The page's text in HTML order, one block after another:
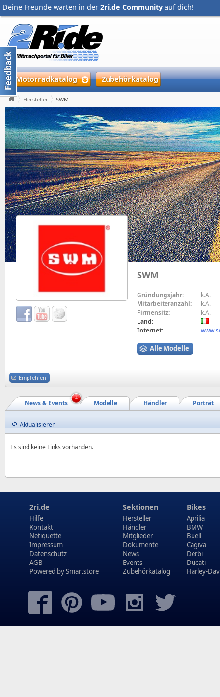
Deine Freunde warten in der 2ri.de Community auf dich!
Motorradkatalog Zubehörkatalog
Hersteller SWM
SWM
Gründungsjahr:
k.A.
Mitarbeiteranzahl:
k.A.
Firmensitz:
k.A.
Land:
Internet:
Alle Modelle
Empfehlen
Porträt
Händler
Modelle
News & Events
4
Aktualisieren
Es sind keine Links vorhanden.
2ri.de
Hilfe
Kontakt
Netiquette
Impressum
Datenschutz
AGB
Powered bySmartstore
Sektionen
Hersteller
Händler
Mitglieder
Dokumente
News
Events
Zubehörkatalog
Bikes
Aprilia
BMW
Buell
Cagiva
Derbi
Ducati
Harley-